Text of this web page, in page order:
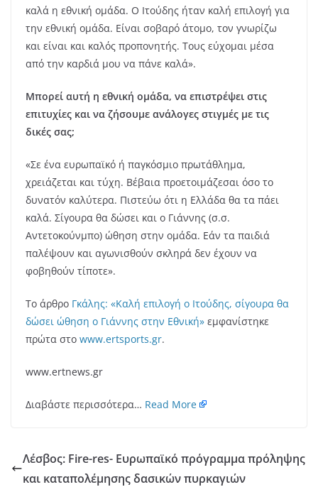
καλά η εθνική ομάδα. Ο Ιτούδης ήταν καλή επιλογή για
την εθνική ομάδα. Είναι σοβαρό άτομο, τον γνωρίζω
και είναι και καλός προπονητής. Τους εύχομαι μέσα
από την καρδιά μου να πάνε καλά».
Μπορεί αυτή η εθνική ομάδα, να επιστρέψει στις
επιτυχίες και να ζήσουμε ανάλογες στιγμές με τις
δικές σας;
«Σε ένα ευρωπαϊκό ή παγκόσμιο πρωτάθλημα,
χρειάζεται και τύχη. Βέβαια προετοιμάζεσαι όσο το
δυνατόν καλύτερα. Πιστεύω ότι η Ελλάδα θα τα πάει
καλά. Σίγουρα θα δώσει και ο Γιάννης (σ.σ.
Αντετοκούνμπο) ώθηση στην ομάδα. Εάν τα παιδιά
παλέψουν και αγωνισθούν σκληρά δεν έχουν να
φοβηθούν τίποτε».
Το άρθρο Γκάλης: «Καλή επιλογή ο Ιτούδης, σίγουρα θα
δώσει ώθηση ο Γιάννης στην Εθνική» εμφανίστηκε
πρώτα στο www.ertsports.gr.
www.ertnews.gr
Διαβάστε περισσότερα… Read More
Λέσβος: Fire-res- Ευρωπαϊκό πρόγραμμα πρόληψης
και καταπολέμησης δασικών πυρκαγιών